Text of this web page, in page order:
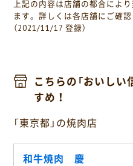
上記の内容は店舗の都合によ
ます。詳しくは各店舗にご確認
（2021/11/17 登録）
こちらの「おいしい
すめ！
「東京都」の焼肉店
和牛焼肉 慶